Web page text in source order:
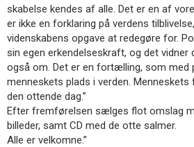
12.0:
Inspiration
13.0:
Værktøjskassen
14.0:
Mission
15.0:
Om
BaptistKirken
16.0:
Kontakt
Næste
indlæg:
Jep
skabelse kendes af alle. Det er en af
er ikke en forklaring på verdens
videnskabens opgave at redegøre for.
sin egen erkendelseskraft, og det
også om. Det er en fortælling, som med
menneskets plads i verden.
den ottende dag.”
Efter fremførelsen sælges flot omslag
billeder, samt CD med de otte salmer.
Alle er velkomne.”